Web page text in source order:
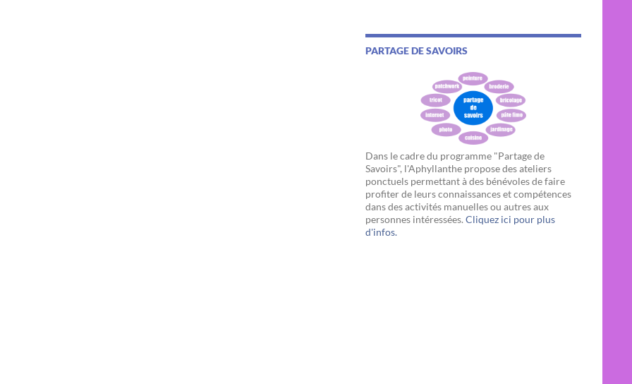
PARTAGE DE SAVOIRS
Dans le cadre du programme "Partage de
Savoirs", l'Aphyllanthe propose des ateliers
ponctuels permettant à des bénévoles de faire
profiter de leurs connaissances et compétences
dans des activités manuelles ou autres aux
personnes intéressées. Cliquez ici pour plus
d'infos.